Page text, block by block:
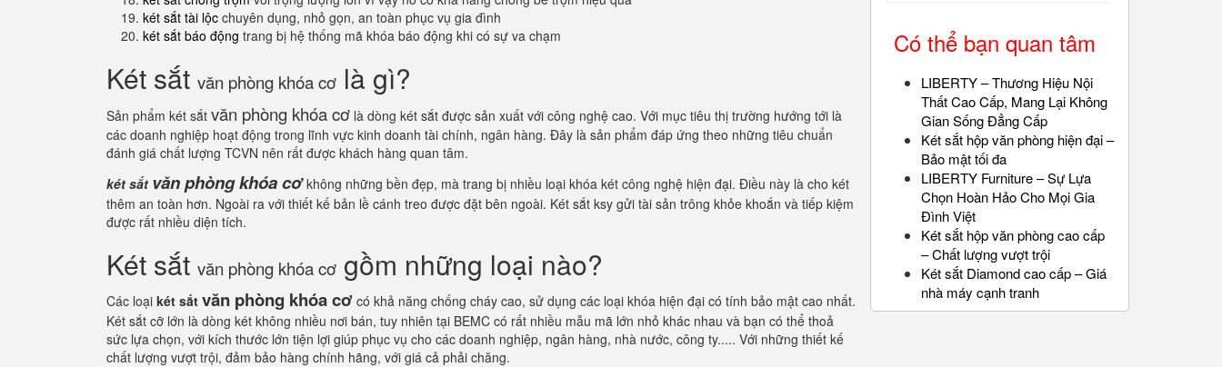
két sắt tài lộc chuyên dụng, nhỏ gọn, an toàn phục vụ gia đình
két sắt báo động trang bị hệ thống mã khóa báo động khi có sự va chạm
Két sắt văn phòng khóa cơ là gì?
Sản phẩm két sắt văn phòng khóa cơ là dòng két sắt được sản xuất với công nghệ cao. Với mục tiêu thị trường hướng tới là
các doanh nghiệp hoạt động trong lĩnh vực kinh doanh tài chính, ngân hàng. Đây là sản phẩm đáp ứng theo những tiêu chuẩn
đánh giá chất lượng TCVN nên rất được khách hàng quan tâm.
két sắt văn phòng khóa cơkhông những bền đẹp, mà trang bị nhiều loại khóa két công nghệ hiện đại. Điều này là cho két
thêm an toàn hơn. Ngoài ra với thiết kế bản lề cánh treo được đặt bên ngoài. Két sắt ksy gửi tài sản trông khỏe khoắn và tiếp kiệm
được rất nhiều diện tích.
Két sắt văn phòng khóa cơ gồm những loại nào?
Các loại két sắt văn phòng khóa cơ có khả năng chống cháy cao, sử dụng các loại khóa hiện đại có tính bảo mật cao nhất.
Két sắt cỡ lớn là dòng két không nhiều nơi bán, tuy nhiên tại BEMC có rất nhiều mẫu mã lớn nhỏ khác nhau và bạn có thể thoả
sức lựa chọn, với kích thước lớn tiện lợi giúp phục vụ cho các doanh nghiệp, ngân hàng, nhà nước, công ty..... Với những thiết kế
chất lượng vượt trội, đảm bảo hàng chính hãng, với giá cả phải chăng.
Có thể bạn quan tâm
LIBERTY – Thương Hiệu Nội
Thất Cao Cấp, Mang Lại Không
Gian Sống Đẳng Cấp
Két sắt hộp văn phòng hiện đại –
Bảo mật tối đa
LIBERTY Furniture – Sự Lựa
Chọn Hoàn Hảo Cho Mọi Gia
Đình Việt
Két sắt hộp văn phòng cao cấp
– Chất lượng vượt trội
Két sắt Diamond cao cấp – Giá
nhà máy cạnh tranh